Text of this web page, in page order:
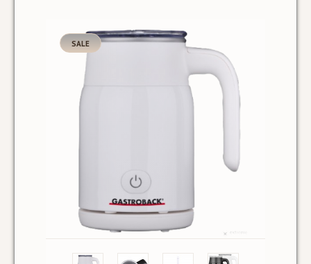
SALE